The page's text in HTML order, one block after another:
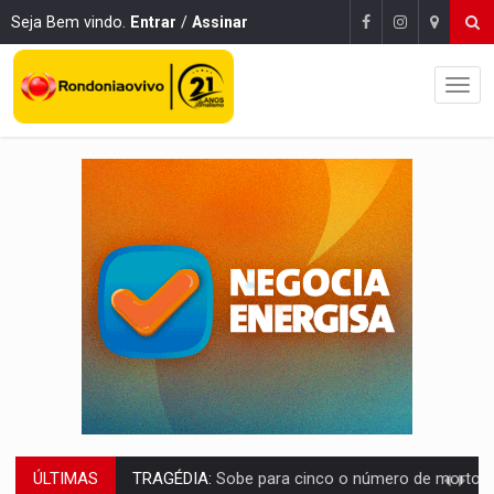
Seja Bem vindo. Entrar / Assinar
ÚLTIMAS TRANSPORTE DE ARROZ:MPF assegura cumprimento da legislação sobre transporte